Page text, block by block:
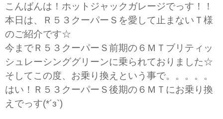
こんばんは！ホットジャックガレージでっす！！
本日は、Ｒ５３クーパーＳを愛して止まないＴ様
のご紹介です☆
今までＲ５３クーパーＳ前期の６ＭＴブリティッ
シュレーシンググリーンに乗られておりました☆
そしてこの度、お乗り換えという事で。。。。。
はい！Ｒ５３クーパーＳ後期の６ＭＴにお乗り換
えでっす(*´з`)